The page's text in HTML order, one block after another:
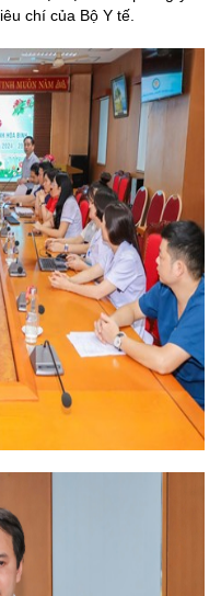
chí của Bộ Y tế.